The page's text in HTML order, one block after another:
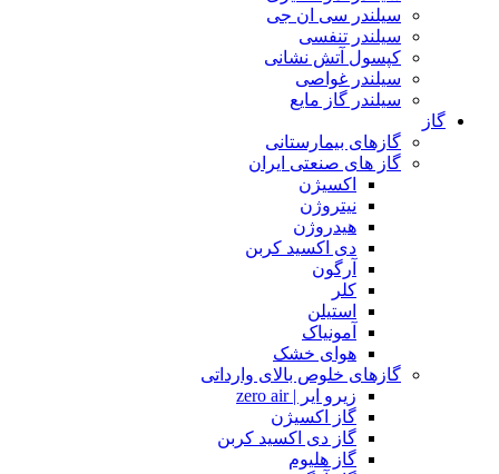
سیلندر سی ان جی
سیلندر تنفسی
کپسول آتش نشانی
سیلندر غواصی
سیلندر گاز مایع
گاز
گازهای بیمارستانی
گاز های صنعتی ایران
اکسیژن
نیتروژن
هیدروژن
دی اکسید کربن
آرگون
کلر
استیلن
آمونیاک
هوای خشک
گازهای خلوص بالای وارداتی
زیرو ایر | zero air
گاز اکسیژن
گاز دی اکسید کربن
گاز هلیوم